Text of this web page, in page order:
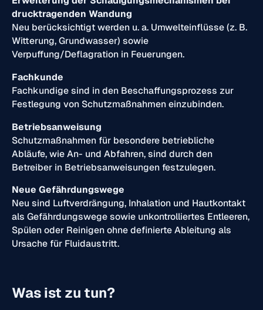
drucktragenden Wandung
Neu berücksichtigt werden u. a. Umwelteinflüsse (z. B.
Witterung, Grundwasser) sowie
Verpuffung/Deflagration in Feuerungen.
Fachkunde
Fachkundige sind in den Beschaffungsprozess zur
Festlegung von Schutzmaßnahmen einzubinden.
Betriebsanweisung
Schutzmaßnahmen für besondere betriebliche
Abläufe, wie An- und Abfahren, sind durch den
Betreiber in Betriebsanweisungen festzulegen.
Neue Gefährdungswege
Neu sind Luftverdrängung, Inhalation und Hautkontakt
als Gefährdungswege sowie unkontrolliertes Entleeren,
Spülen oder Reinigen ohne definierte Ableitung als
Ursache für Fluidaustritt.
Was ist zu tun?